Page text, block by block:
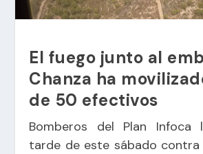
El fuego junto al
Chanza ha
de 50 efectivos
Bomberos del Plan Infoca
tarde de este sábado contra